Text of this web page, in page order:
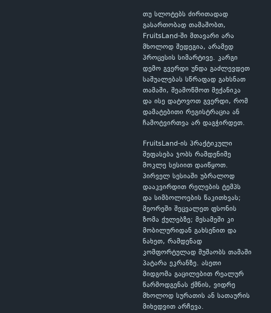
თუ სლოტებს ძირითადად
გასართობად თამაშობთ,
FruitsLand-ში მთავარი არა
მხოლოდ შედეგია, არამედ
პროცესის სიმარტივე. კარგი
დემო გვერდი უნდა გაძლევდეთ
საშუალებას სწრაფად გახსნათ
თამაში, შეამოწმოთ მექანიკა
და ისე დატოვოთ გვერდი, რომ
დამატებითი რეგისტრაცია ან
ჩამოტვირთვა არ დაგჭირდეთ.
FruitsLand-ის პრაქტიკული
შეფასება ჯობს რამდენიმე
მოკლე სესიით დაიწყოთ.
პირველ სესიაში უბრალოდ
დააკვირდით რელების ტემპს
და სიმბოლოების წაკითხვას;
მეორეში შეცვალეთ ფსონის
ზომა ქულებზე; მესამეში კი
მობილურიდან გახსენით და
ნახეთ, რამდენად
კომფორტულად მუშაობს თამაში
პატარა ეკრანზე. ასეთი
მიდგომა გაცილებით რეალურ
წარმოდგენას ქმნის, ვიდრე
მხოლოდ სურათის ან სათაურის
მიხედვით არჩევა.